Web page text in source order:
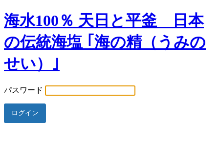
海水100％ 天日と平釜 日本
の伝統海塩 ｢海の精（うみの
せい）｣
パスワード